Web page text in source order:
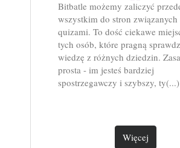
Bitbatle możemy zaliczyć
wszystkim do stron związanych
quizami. To dość ciekawe
tych osób, które pragną
wiedzę z różnych dziedzin.
prosta - im jesteś bardziej
spostrzegawczy i szybszy, ty(...)
Więcej